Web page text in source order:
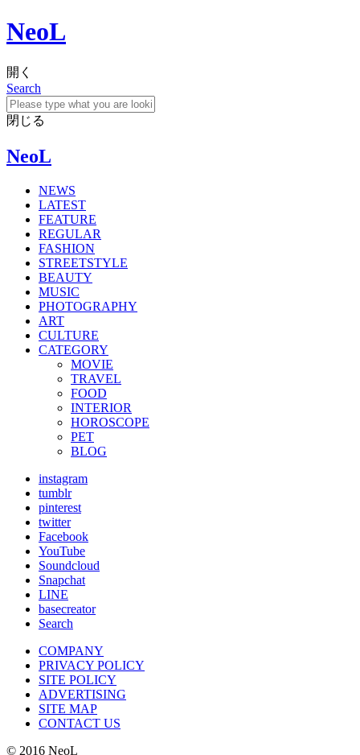
NeoL
開く
Search
閉じる
NeoL
NEWS
LATEST
FEATURE
REGULAR
FASHION
STREETSTYLE
BEAUTY
MUSIC
PHOTOGRAPHY
ART
CULTURE
CATEGORY
MOVIE
TRAVEL
FOOD
INTERIOR
HOROSCOPE
PET
BLOG
instagram
tumblr
pinterest
twitter
Facebook
YouTube
Soundcloud
Snapchat
LINE
basecreator
Search
COMPANY
PRIVACY POLICY
SITE POLICY
ADVERTISING
SITE MAP
CONTACT US
© 2016 NeoL